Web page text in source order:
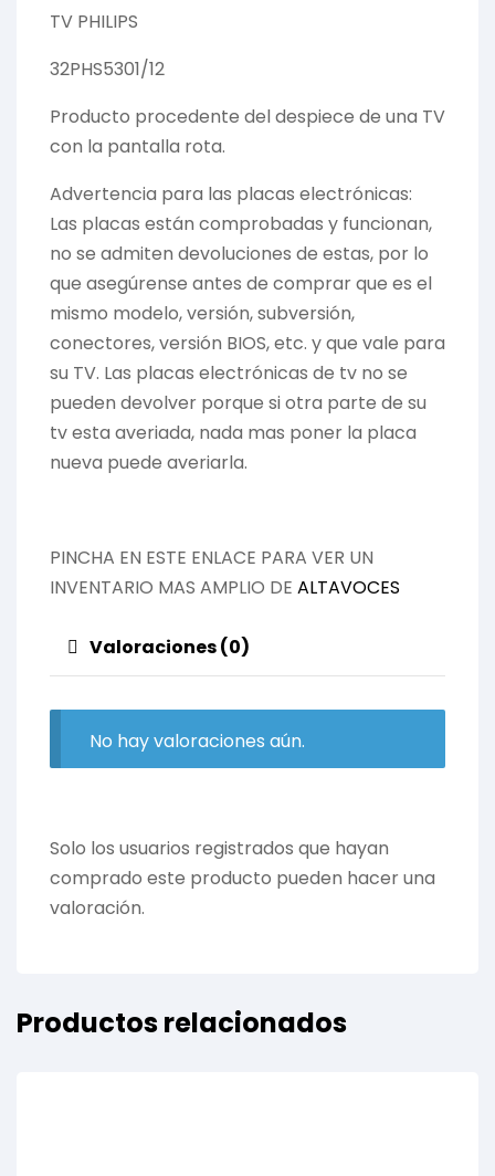
TV PHILIPS
32PHS5301/12
Producto procedente del despiece de una TV
con la pantalla rota.
Advertencia para las placas electrónicas:
Las placas están comprobadas y funcionan,
no se admiten devoluciones de estas, por lo
que asegúrense antes de comprar que es el
mismo modelo, versión, subversión,
conectores, versión BIOS, etc. y que vale para
su TV. Las placas electrónicas de tv no se
pueden devolver porque si otra parte de su
tv esta averiada, nada mas poner la placa
nueva puede averiarla.
PINCHA EN ESTE ENLACE PARA VER UN
INVENTARIO MAS AMPLIO DE ALTAVOCES
Valoraciones (0)
No hay valoraciones aún.
Solo los usuarios registrados que hayan
comprado este producto pueden hacer una
valoración.
Productos relacionados